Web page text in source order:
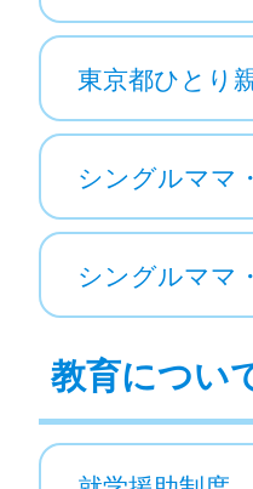
東京都ひとり
シングルママ
シングルママ
教育につい